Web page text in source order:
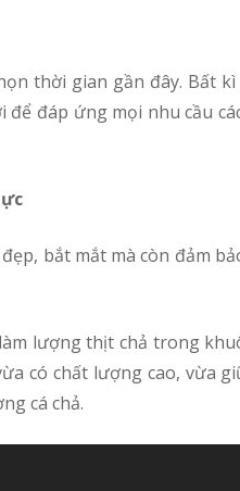
đáp ứng mọi nhu cầu
bắt mắt mà còn đảm
có chất lượng cao, vừa
cá chả.